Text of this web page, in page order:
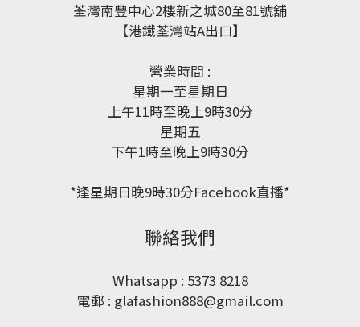
荃灣南豐中心2樓新之城80至81號舖
【港鐵荃灣站A出口】
營業時間 :
星期一至星期日
上午11時至晚上9時30分
星期五
下午1時至晚上9時30分
*逢星期日晚9時30分Facebook直播*
聯絡我們
Whatsapp : 5373 8218
電郵 : glafashion888@gmail.com